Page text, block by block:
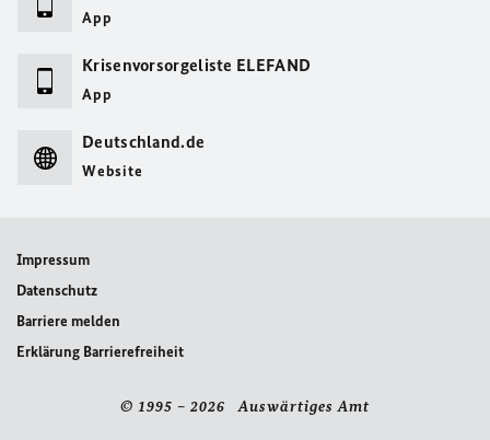
App
Krisenvorsorgeliste ELEFAND
App
Deutschland.de
Website
Impressum
Datenschutz
Barriere melden
Erklärung Barrierefreiheit
© 1995 – 2026 Auswärtiges Amt